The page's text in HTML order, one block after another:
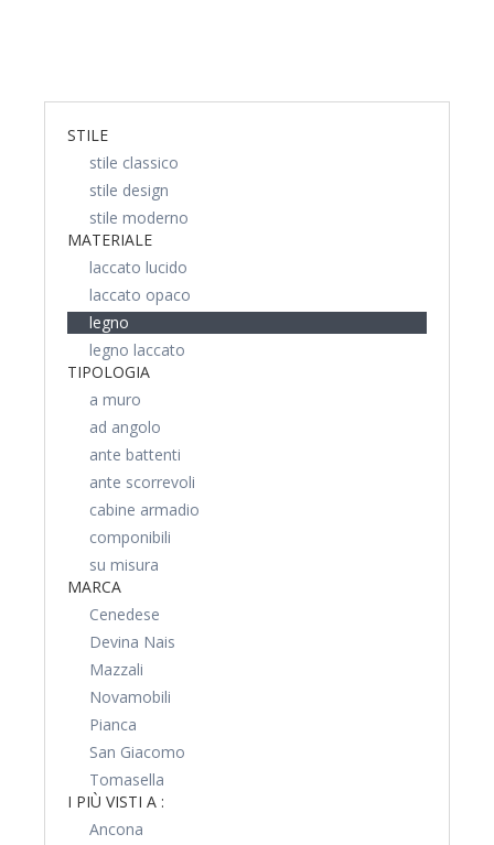
STILE
stile classico
stile design
stile moderno
MATERIALE
laccato lucido
laccato opaco
legno
legno laccato
TIPOLOGIA
a muro
ad angolo
ante battenti
ante scorrevoli
cabine armadio
componibili
su misura
MARCA
Cenedese
Devina Nais
Mazzali
Novamobili
Pianca
San Giacomo
Tomasella
I PIÙ VISTI A :
Ancona